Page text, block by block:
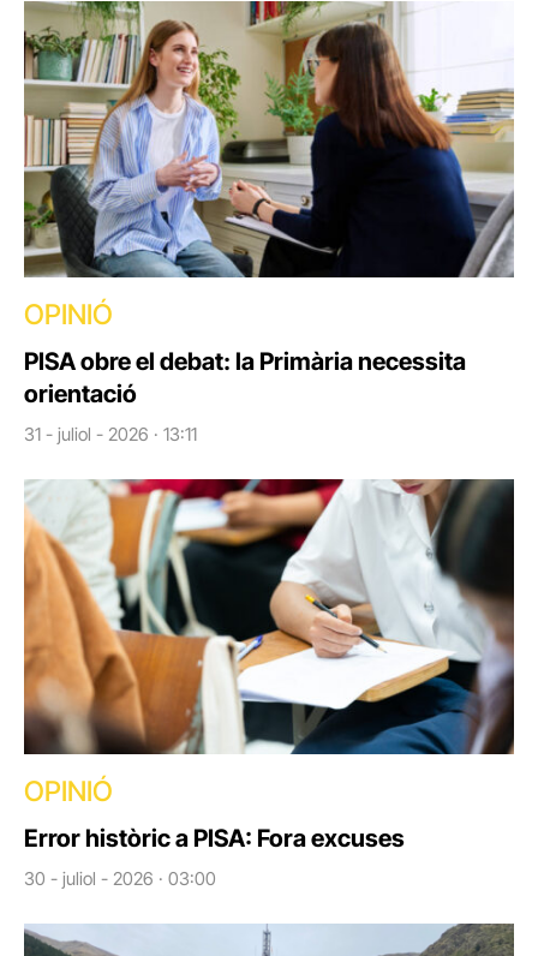
OPINIÓ
PISA obre el debat: la Primària necessita
orientació
31 - juliol - 2026 · 13:11
OPINIÓ
Error històric a PISA: Fora excuses
30 - juliol - 2026 · 03:00